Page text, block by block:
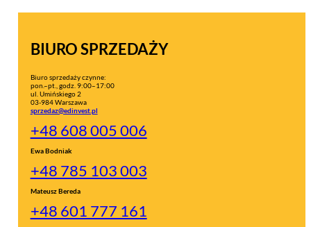
BIURO SPRZEDAŻY
Biuro sprzedaży czynne:
pon.–pt., godz. 9:00–17:00
ul. Umińskiego 2
03-984 Warszawa
sprzedaz@edinvest.pl
+48 608 005 006
Ewa Bodniak
+48 785 103 003
Mateusz Bereda
+48 601 777 161